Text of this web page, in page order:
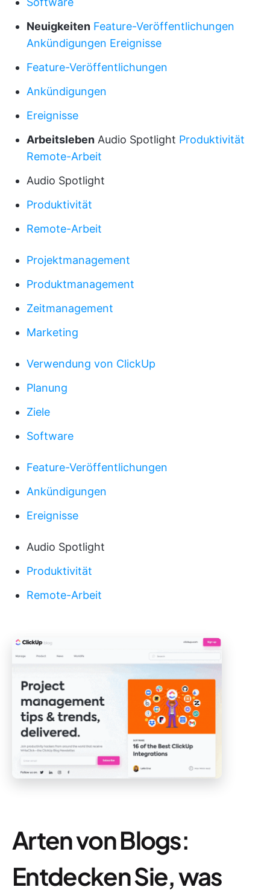
Neuigkeiten Feature-Veröffentlichungen
Ankündigungen Ereignisse
Feature-Veröffentlichungen
Ankündigungen
Ereignisse
Arbeitsleben Audio Spotlight Produktivität
Remote-Arbeit
Audio Spotlight
Produktivität
Remote-Arbeit
Projektmanagement
Produktmanagement
Zeitmanagement
Marketing
Verwendung von ClickUp
Planung
Ziele
Software
Feature-Veröffentlichungen
Ankündigungen
Ereignisse
Audio Spotlight
Produktivität
Remote-Arbeit
Arten von Blogs:
Entdecken Sie, was